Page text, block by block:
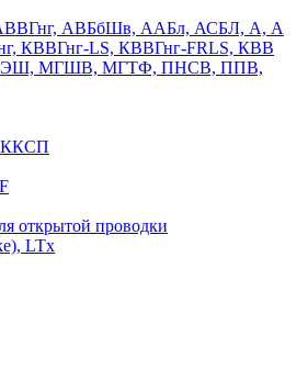
АВБбШв, ААБл, АСБЛ, А, А
КВВГнг-LS, КВВГнг-FRLS, КВВ
МГШВ, МГТФ, ПНСВ, ППВ,
открытой проводки
LTx